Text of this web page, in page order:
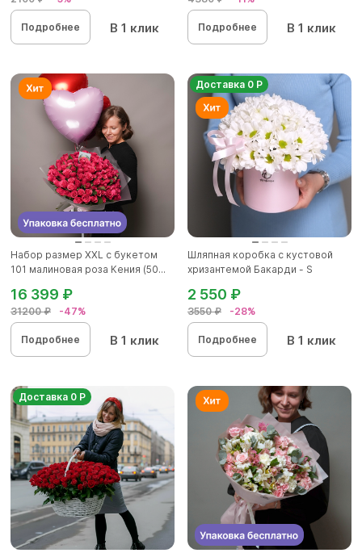
Подробнее В 1 клик Подробнее В 1 клик
Набор размер ХХL с букетом
101 малиновая роза Кения (50...
31200 ₽ -47%
16 399 ₽
Подробнее В 1 клик
Доставка 0 Р
Шляпная коробка с кустовой
хризантемой Бакарди - S
3550 ₽ -28%
2 550 ₽
Подробнее В 1 клик
Доставка 0 Р